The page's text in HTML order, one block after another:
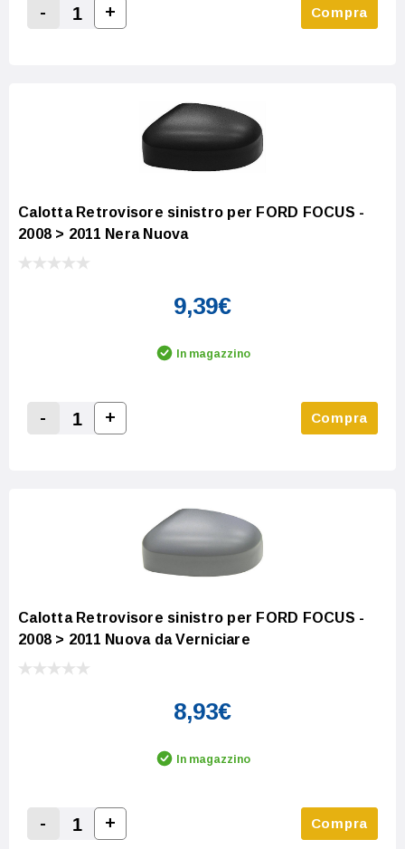
Decrease Quantity:
-
Increase Quantity:
+ Compra
Calotta Retrovisore sinistro per FORD FOCUS -
2008 > 2011 Nera Nuova
9,39€
In magazzino
Decrease Quantity:
-
Increase Quantity:
+ Compra
Calotta Retrovisore sinistro per FORD FOCUS -
2008 > 2011 Nuova da Verniciare
8,93€
In magazzino
Decrease Quantity:
-
Increase Quantity:
+ Compra